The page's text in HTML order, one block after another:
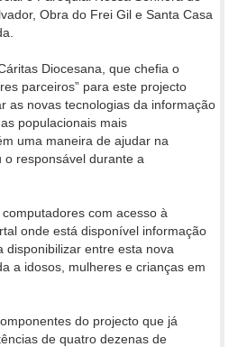
Obra do Frei Gil e Santa Casa
Diocesana, que chefia o
parceiros” para este projecto
as novas tecnologias da informação
populacionais mais
uma maneira de ajudar na
o responsável durante a
com acesso à
onde está disponível informação
disponibilizar entre esta nova
a idosos, mulheres e crianças em
do projecto que já
de quatro dezenas de